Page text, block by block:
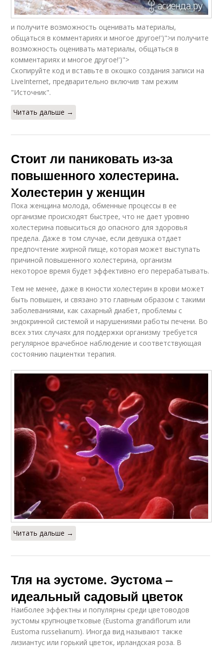
и получите возможность оценивать материалы,
общаться в комментариях и многое другое!')">и получите
возможность оценивать материалы, общаться в
комментариях и многое другое!')">
Скопируйте код и вставьте в окошко создания записи на
LiveInternet, предварительно включив там режим
"Источник".
Читать дальше →
Стоит ли паниковать из-за
повышенного холестерина.
Холестерин у женщин
Пока женщина молода, обменные процессы в ее
организме происходят быстрее, что не дает уровню
холестерина повыситься до опасного для здоровья
предела. Даже в том случае, если девушка отдает
предпочтение жирной пище, которая может выступать
причиной повышенного холестерина, организм
некоторое время будет эффективно его перерабатывать.
Тем не менее, даже в юности холестерин в крови может
быть повышен, и связано это главным образом с такими
заболеваниями, как сахарный диабет, проблемы с
эндокринной системой и нарушениями работы печени. Во
всех этих случаях для поддержки организму требуется
регулярное врачебное наблюдение и соответствующая
состоянию пациентки терапия.
Читать дальше →
Тля на эустоме. Эустома –
идеальный садовый цветок
Наиболее эффектны и популярны среди цветоводов
эустомы крупноцветковые (Eustoma grandiflorum или
Eustoma russelianum). Иногда вид называют также
лизиантус или горький цветок, ирландская роза. В